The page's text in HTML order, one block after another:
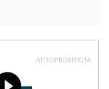
AUTOPROMOCJA